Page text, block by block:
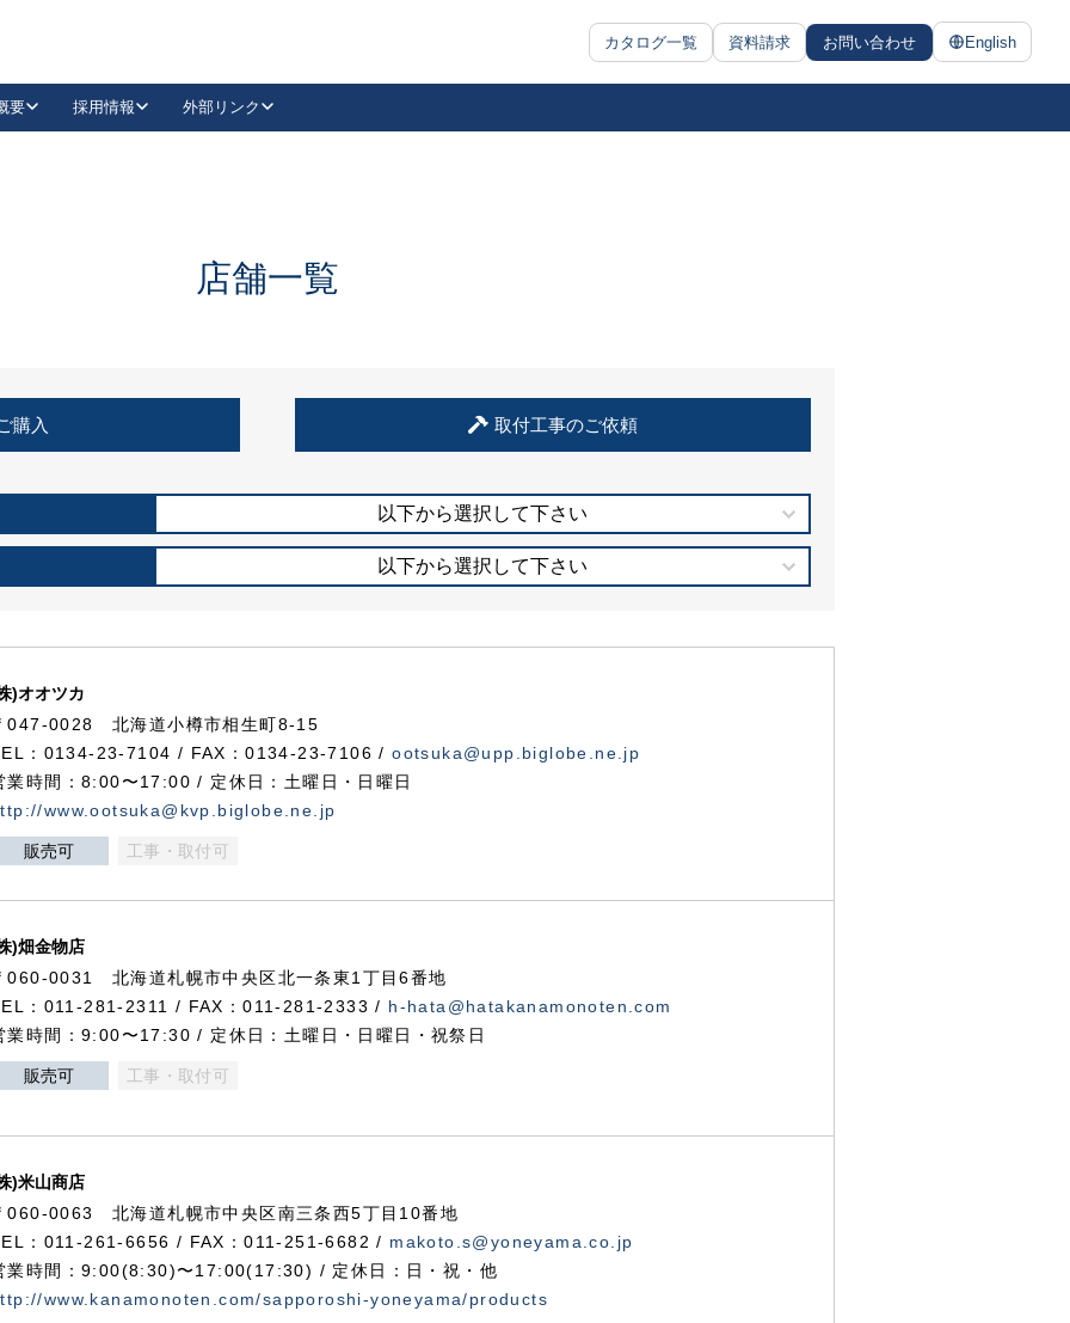
カタログ一覧 資料請求 お問い合わせ English
抗ウイルス・抗菌製品
要 採用情報 外部リンク
LinkedIn
住宅使用部材標準化推進協議会
店舗一覧
購入 取付工事のご依頼
以下から選択して下さい
以下から選択して下さい
)オオツカ
047-0028 北海道小樽市相生町8-15
：0134-23-7104 / FAX：0134-23-7106 /ootsuka@upp.biglobe.ne.jp
業時間：8:00〜17:00 / 定休日：土曜日・日曜日
www.ootsuka@kvp.biglobe.ne.jp
販売可 工事・取付可
)畑金物店
060-0031 北海道札幌市中央区北一条東1丁目6番地
：011-281-2311 / FAX：011-281-2333 / h-hata@hatakanamonoten.com
業時間：9:00〜17:30 / 定休日：土曜日・日曜日・祝祭日
販売可 工事・取付可
)米山商店
060-0063 北海道札幌市中央区南三条西5丁目10番地
：011-261-6656 / FAX：011-251-6682 / makoto.s@yoneyama.co.jp
業時間：9:00(8:30)〜17:00(17:30) / 定休日：日・祝・他
www.kanamonoten.com/sapporoshi-yoneyama/products